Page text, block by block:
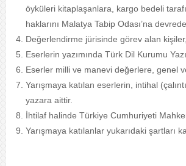
öyküleri kitaplaşanlara, kargo bedeli
haklarını Malatya Tabip Odası’na
Değerlendirme jürisinde görev alan
Eserlerin yazımında Türk Dil Kurumu
Eserler milli ve manevi değerlere, genel
Yarışmaya katılan eserlerin, intihal
yazara aittir.
İhtilaf halinde Türkiye Cumhuriyeti
Yarışmaya katılanlar yukarıdaki şartları